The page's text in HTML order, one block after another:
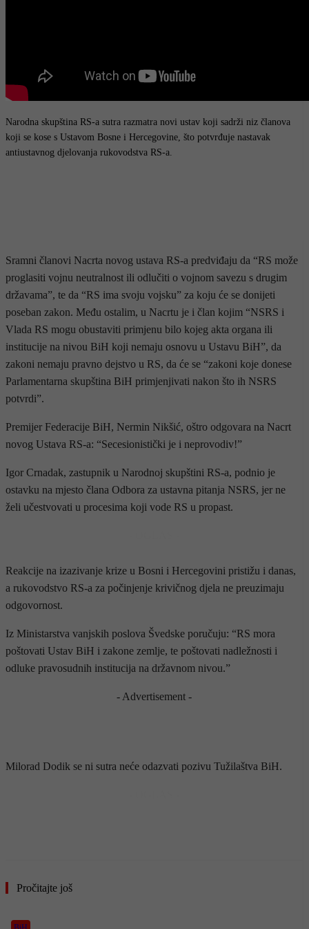
Narodna skupština RS-a sutra razmatra novi ustav koji sadrži niz članova
koji se kose s Ustavom Bosne i Hercegovine, što potvrđuje nastavak
antiustavnog djelovanja rukovodstva RS-a.
Sramni članovi Nacrta novog ustava RS-a predviđaju da “RS može
proglasiti vojnu neutralnost ili odlučiti o vojnom savezu s drugim
državama”, te da “RS ima svoju vojsku” za koju će se donijeti
poseban zakon. Među ostalim, u Nacrtu je i član kojim “NSRS i
Vlada RS mogu obustaviti primjenu bilo kojeg akta organa ili
institucije na nivou BiH koji nemaju osnovu u Ustavu BiH”, da
zakoni nemaju pravno dejstvo u RS, da će se “zakoni koje donese
Parlamentarna skupština BiH primjenjivati nakon što ih NSRS
potvrdi”.
Premijer Federacije BiH, Nermin Nikšić, oštro odgovara na Nacrt
novog Ustava RS-a: “Secesionistički je i neprovodiv!”
Igor Crnadak, zastupnik u Narodnoj skupštini RS-a, podnio je
ostavku na mjesto člana Odbora za ustavna pitanja NSRS, jer ne
želi učestvovati u procesima koji vode RS u propast.
Reakcije na izazivanje krize u Bosni i Hercegovini pristižu i danas,
a rukovodstvo RS-a za počinjenje krivičnog djela ne preuzimaju
odgovornost.
Iz Ministarstva vanjskih poslova Švedske poručuju: “RS mora
poštovati Ustav BiH i zakone zemlje, te poštovati nadležnosti i
odluke pravosudnih institucija na državnom nivou.”
- Advertisement -
Milorad Dodik se ni sutra neće odazvati pozivu Tužilaštva BiH.
Pročitajte još